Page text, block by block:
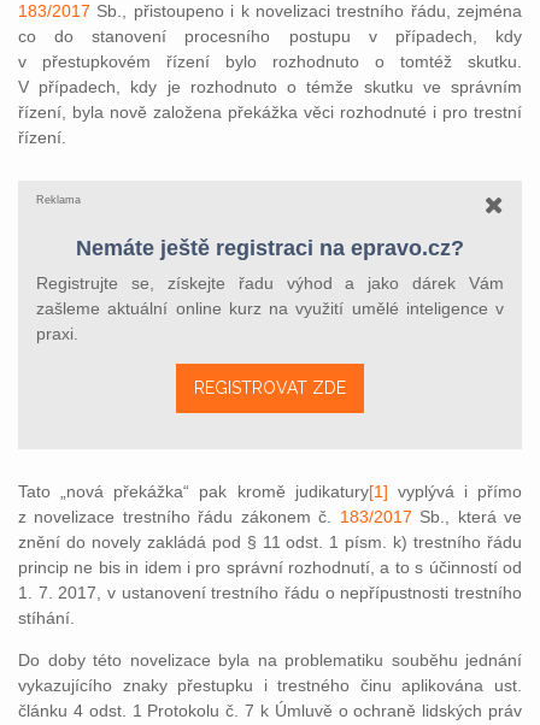
183/2017 Sb., přistoupeno i k novelizaci trestního řádu, zejména
co do stanovení procesního postupu v případech, kdy
v přestupkovém řízení bylo rozhodnuto o tomtéž skutku.
V případech, kdy je rozhodnuto o témže skutku ve správním
řízení, byla nově založena překážka věci rozhodnuté i pro trestní
řízení.
Reklama
Nemáte ještě registraci na epravo.cz?
Registrujte se, získejte řadu výhod a jako dárek Vám
zašleme aktuální online kurz na využití umělé inteligence v
praxi.
REGISTROVAT ZDE
Tato „nová překážka“ pak kromě judikatury[1] vyplývá i přímo
z novelizace trestního řádu zákonem č. 183/2017 Sb., která ve
znění do novely zakládá pod § 11 odst. 1 písm. k) trestního řádu
princip ne bis in idem i pro správní rozhodnutí, a to s účinností od
1. 7. 2017, v ustanovení trestního řádu o nepřípustnosti trestního
stíhání.
Do doby této novelizace byla na problematiku souběhu jednání
vykazujícího znaky přestupku i trestného činu aplikována ust.
článku 4 odst. 1 Protokolu č. 7 k Úmluvě o ochraně lidských práv